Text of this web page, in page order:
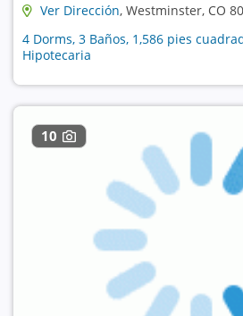
Ver Dirección, Westminster, CO
4 Dorms, 3 Baños, 1,586 pies
Hipotecaria
10